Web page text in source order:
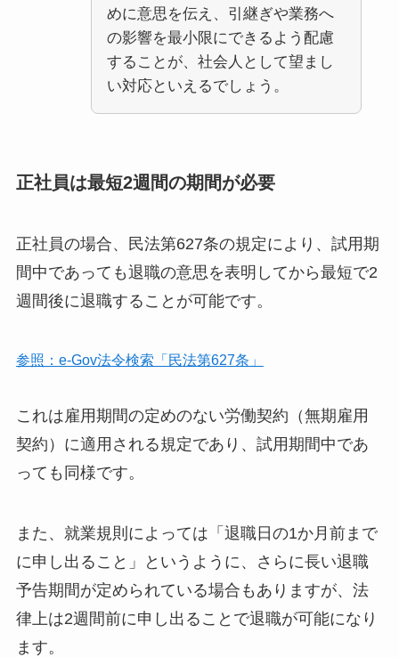
めに意思を伝え、引継ぎや業務へ
の影響を最小限にできるよう配慮
することが、社会人として望まし
い対応といえるでしょう。
正社員は最短2週間の期間が必要
正社員の場合、民法第627条の規定により、試用期
間中であっても退職の意思を表明してから最短で2
週間後に退職することが可能です。
参照：e-Gov法令検索「民法第627条」
これは雇用期間の定めのない労働契約（無期雇用
契約）に適用される規定であり、試用期間中であ
っても同様です。
また、就業規則によっては「退職日の1か月前まで
に申し出ること」というように、さらに長い退職
予告期間が定められている場合もありますが、法
律上は2週間前に申し出ることで退職が可能になり
ます。